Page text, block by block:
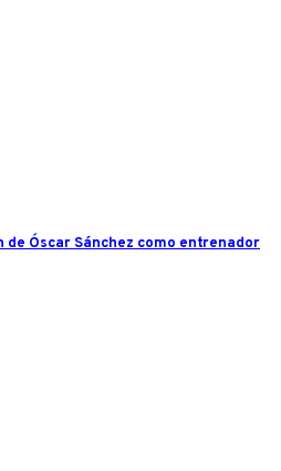
Óscar Sánchez como entrenador